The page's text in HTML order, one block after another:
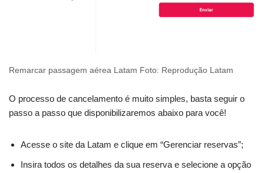
Remarcar passagem aérea Latam Foto: Reprodução Latam
O processo de cancelamento é muito simples, basta seguir o
passo a passo que disponibilizaremos abaixo para você!
Acesse o site da Latam e clique em “Gerenciar reservas”;
Insira todos os detalhes da sua reserva e selecione a opção